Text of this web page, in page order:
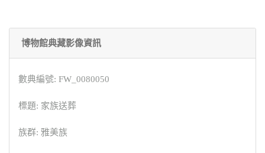
博物館典藏影像資訊
數典編號: FW_0080050
標題: 家族送葬
族群: 雅美族